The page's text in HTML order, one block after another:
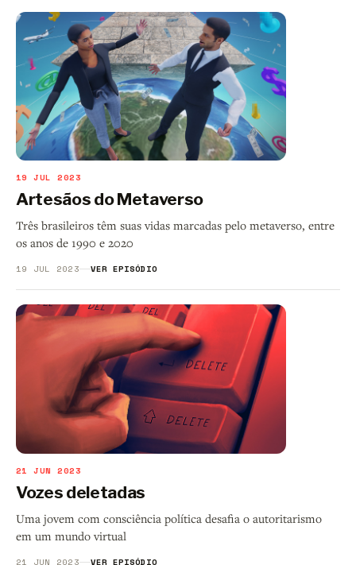
19 JUL 2023
Artesãos do Metaverso
Três brasileiros têm suas vidas marcadas pelo metaverso, entre
os anos de 1990 e 2020
19 JUL 2023 VER EPISÓDIO
21 JUN 2023
Vozes deletadas
Uma jovem com consciência política desafia o autoritarismo
em um mundo virtual
21 JUN 2023 VER EPISÓDIO